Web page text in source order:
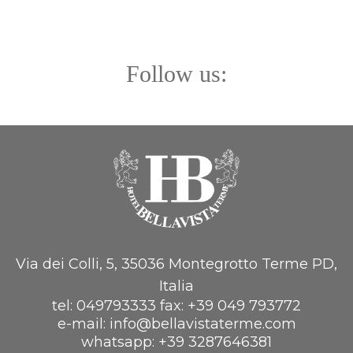
Follow us:
Via dei Colli, 5, 35036 Montegrotto Terme PD,
Italia
tel: 049793333 fax: +39 049 793772
e-mail: info@bellavistaterme.com
whatsapp: +39 3287646381